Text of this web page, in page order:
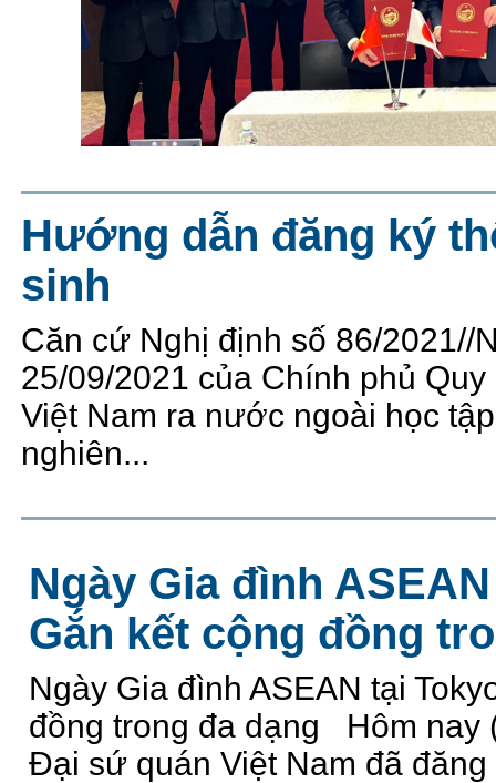
Hướng dẫn đăng ký
sinh
Căn cứ Nghị định số 86/2021//
25/09/2021 của Chính phủ
Việt Nam ra nước ngoài học
nghiên...
Ngày Gia đình
Gắn kết cộng đồng
Ngày Gia đình ASEAN tại
đồng trong đa dạng Hôm nay
Đại sứ quán Việt Nam đã